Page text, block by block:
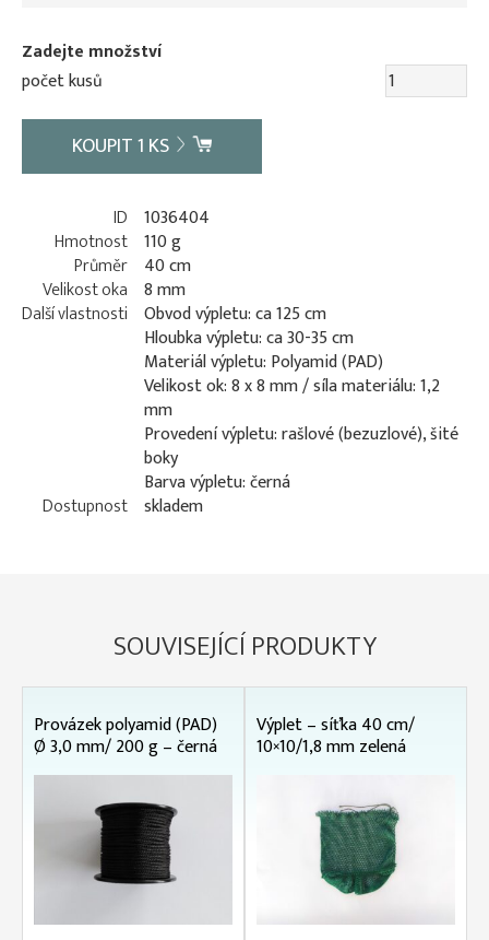
Zadejte množství
počet kusů
KOUPIT1 KS
ID 1036404
Hmotnost 110 g
Průměr 40 cm
Velikost oka 8 mm
Další vlastnosti Obvod výpletu: ca 125 cm
Hloubka výpletu: ca 30-35 cm
Materiál výpletu: Polyamid (PAD)
Velikost ok: 8 x 8 mm / síla materiálu: 1,2
mm
Provedení výpletu: rašlové (bezuzlové), šité
boky
Barva výpletu: černá
Dostupnost skladem
SOUVISEJÍCÍ PRODUKTY
Provázek polyamid (PAD)
Ø 3,0 mm/ 200 g – černá
Výplet – síťka 40 cm/
10×10/1,8 mm zelená